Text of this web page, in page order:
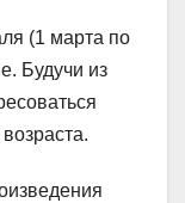
(1 марта по
Будучи из